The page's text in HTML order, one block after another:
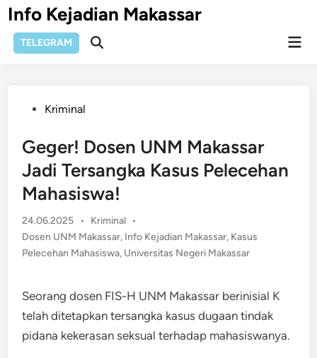
Skip
to
content
Info Kejadian Makassar
TELEGRAM
Open
PostedKriminal
Geger! Dosen UNM Makassar
Jadi Tersangka Kasus Pelecehan
Mahasiswa!
24.06.2025 •
Posted
in
Kriminal •
Dosen UNM Makassar, Info Kejadian Makassar, Kasus
Pelecehan Mahasiswa, Universitas Negeri Makassar
Seorang dosen FIS-H UNM Makassar berinisial K
telah ditetapkan tersangka kasus dugaan tindak
pidana kekerasan seksual terhadap mahasiswanya.